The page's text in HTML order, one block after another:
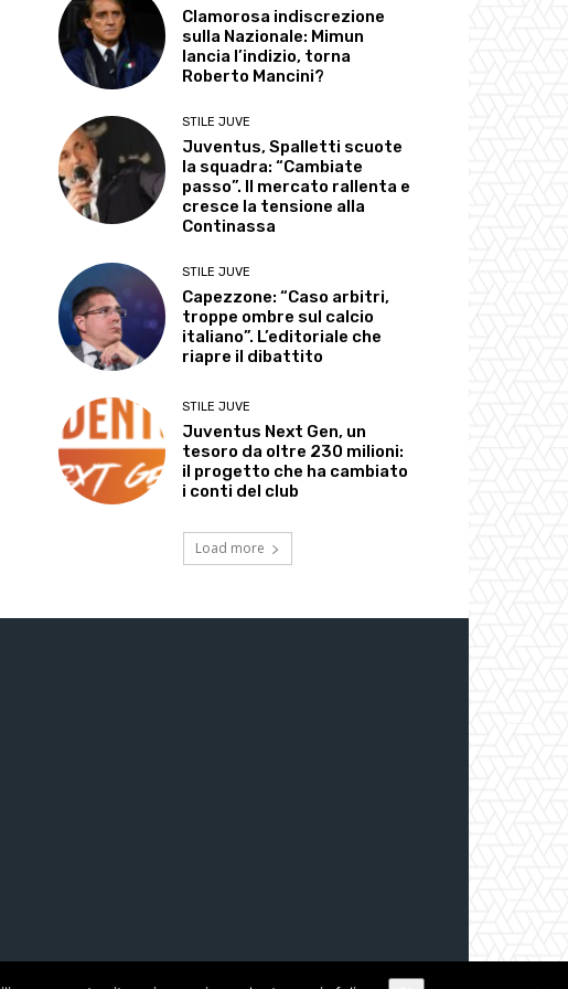
Clamorosa indiscrezione
sulla Nazionale: Mimun
lancia l’indizio, torna
Roberto Mancini?
STILE JUVE
Juventus, Spalletti scuote
la squadra: “Cambiate
passo”. Il mercato rallenta e
cresce la tensione alla
Continassa
STILE JUVE
Capezzone: “Caso arbitri,
troppe ombre sul calcio
italiano”. L’editoriale che
riapre il dibattito
STILE JUVE
Juventus Next Gen, un
tesoro da oltre 230 milioni:
il progetto che ha cambiato
i conti del club
Load more